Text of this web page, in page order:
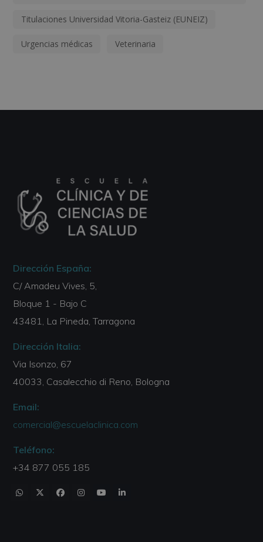
Titulaciones Universidad Vitoria-Gasteiz (EUNEIZ)
Urgencias médicas Veterinaria
Dirección España:
C/ Amadeu Vives, 5,
Bloque 1 - Bajo C
43481, La Pineda, Tarragona
Dirección Italia:
Via Isonzo, 67
40033, Casalecchio di Reno, Bologna
Email:
comercial@escuelaclinica.com
Teléfono:
+34 877 055 185